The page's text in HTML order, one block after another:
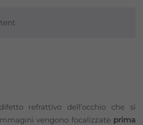
refrattivo dell’occhio che si
vengono focalizzate prima